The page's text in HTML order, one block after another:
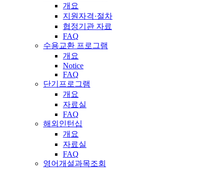
개요
지원자격·절차
협정기관 자료
FAQ
수용교환 프로그램
개요
Notice
FAQ
단기프로그램
개요
자료실
FAQ
해외인턴십
개요
자료실
FAQ
영어개설과목조회